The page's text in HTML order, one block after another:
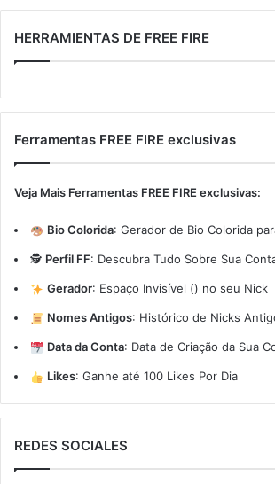
HERRAMIENTAS DE FREE FIRE
Ferramentas FREE FIRE exclusivas
Veja Mais Ferramentas FREE FIRE exclusivas:
Bio Colorida: Gerador de Bio Colorida
🕵️ Perfil FF: Descubra Tudo Sobre Sua
Gerador: Espaço Invisível (ㅤ) no seu Nick
Nomes Antigos: Histórico de Nicks
Data da Conta: Data de Criação da Sua
Likes: Ganhe até 100 Likes Por Dia
REDES SOCIALES